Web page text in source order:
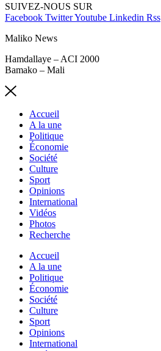
SUIVEZ-NOUS SUR
Facebook TwitterYoutube Linkedin Rss
Maliko News
Hamdallaye – ACI 2000
Bamako – Mali
Accueil
A la une
Politique
Économie
Société
Culture
Sport
Opinions
International
Vidéos
Photos
Recherche
Accueil
A la une
Politique
Économie
Société
Culture
Sport
Opinions
International